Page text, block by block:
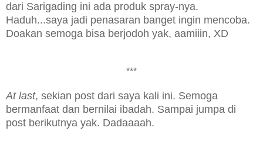
dari Sarigading ini ada produk spray-nya.
Haduh...saya jadi penasaran banget ingin mencoba.
Doakan semoga bisa berjodoh yak, aamiiin, XD
***
At last, sekian post dari saya kali ini. Semoga
bermanfaat dan bernilai ibadah. Sampai jumpa di
post berikutnya yak. Dadaaaah.